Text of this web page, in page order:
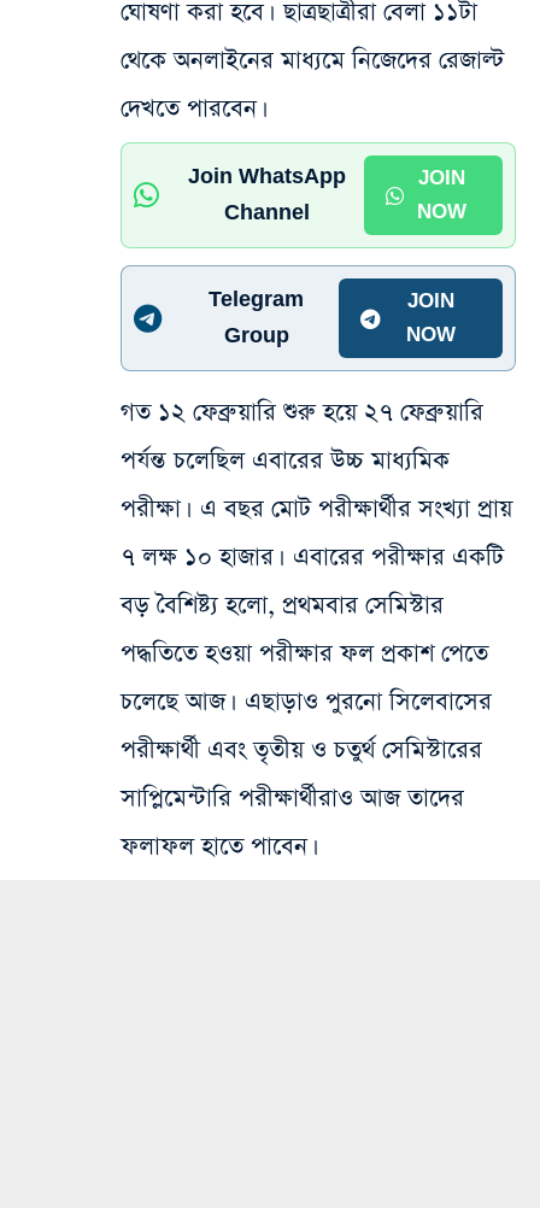
ঘোষণা করা হবে। ছাত্রছাত্রীরা বেলা ১১টা
থেকে অনলাইনের মাধ্যমে নিজেদের রেজাল্ট
দেখতে পারবেন।
Join WhatsApp
Channel
JOIN
NOW
Telegram
Group
JOIN
NOW
গত ১২ ফেব্রুয়ারি শুরু হয়ে ২৭ ফেব্রুয়ারি
পর্যন্ত চলেছিল এবারের উচ্চ মাধ্যমিক
পরীক্ষা। এ বছর মোট পরীক্ষার্থীর সংখ্যা প্রায়
৭ লক্ষ ১০ হাজার। এবারের পরীক্ষার একটি
বড় বৈশিষ্ট্য হলো, প্রথমবার সেমিস্টার
পদ্ধতিতে হওয়া পরীক্ষার ফল প্রকাশ পেতে
চলেছে আজ। এছাড়াও পুরনো সিলেবাসের
পরীক্ষার্থী এবং তৃতীয় ও চতুর্থ সেমিস্টারের
সাপ্লিমেন্টারি পরীক্ষার্থীরাও আজ তাদের
ফলাফল হাতে পাবেন।